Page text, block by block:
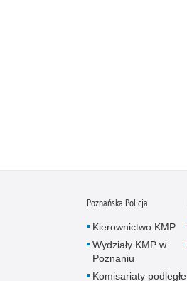
Poznańska Policja
Kierownictwo KMP
Wydziały KMP w
Poznaniu
Komisariaty podległe